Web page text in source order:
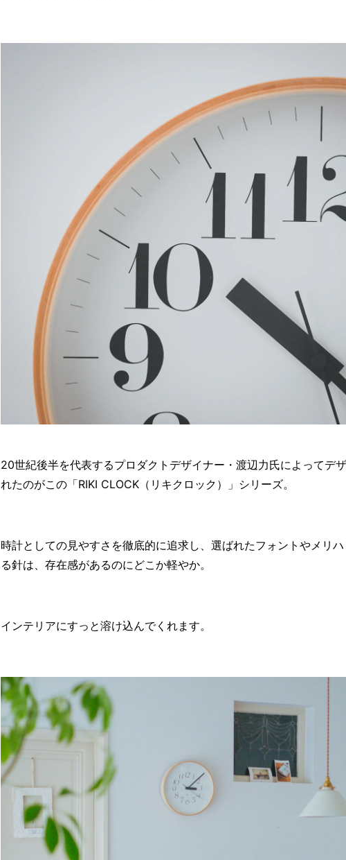
20世紀後半を代表するプロダクトデザイナー・渡辺力氏によってデ
れたのがこの「RIKI CLOCK（リキクロック）」シリーズ。
時計としての見やすさを徹底的に追求し、選ばれたフォントやメリ
る針は、存在感があるのにどこか軽やか。
インテリアにすっと溶け込んでくれます。